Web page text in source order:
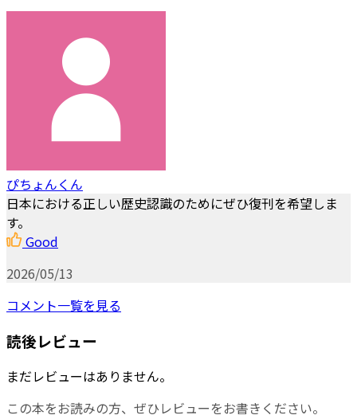
ぴちょんくん
日本における正しい歴史認識のためにぜひ復刊を希望しま
す。
Good
2026/05/13
コメント一覧を見る
読後レビュー
まだレビューはありません。
この本をお読みの方、ぜひレビューをお書きください。